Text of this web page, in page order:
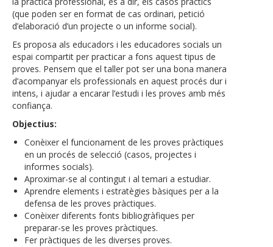
(que poden ser en format de cas ordinari, petició
d’elaboració d’un projecte o un informe social).
Es proposa als educadors i les educadores socials un
espai compartit per practicar a fons aquest tipus de
proves. Pensem que el taller pot ser una bona manera
d’acompanyar els professionals en aquest procés dur i
intens, i ajudar a encarar l’estudi i les proves amb més
confiança.
Objectius:
Conèixer el funcionament de les proves pràctiques
en un procés de selecció (casos, projectes i
informes socials).
Aproximar-se al contingut i al temari a estudiar.
Aprendre elements i estratègies bàsiques per a la
defensa de les proves pràctiques.
Conèixer diferents fonts bibliogràfiques per
preparar-se les proves pràctiques.
Fer pràctiques de les diverses proves.